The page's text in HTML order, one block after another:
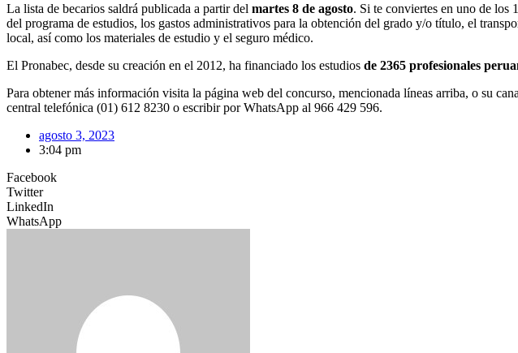
La lista de becarios saldrá publicada a partir del martes 8 de agosto. Si te conviertes en uno de los
del programa de estudios, los gastos administrativos para la obtención del grado y/o título, el
local, así como los materiales de estudio y el seguro médico.
El Pronabec, desde su creación en el 2012, ha financiado los estudios de 2365 profesionales
Para obtener más información visita la página web del concurso, mencionada líneas arriba, o su
central telefónica (01) 612 8230 o escribir por WhatsApp al 966 429 596.
agosto 3, 2023
3:04 pm
Facebook
Twitter
LinkedIn
WhatsApp